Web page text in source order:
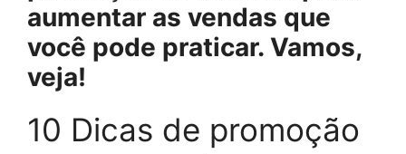
aumentar as vendas que
você pode praticar. Vamos,
veja!
10 Dicas de promoção